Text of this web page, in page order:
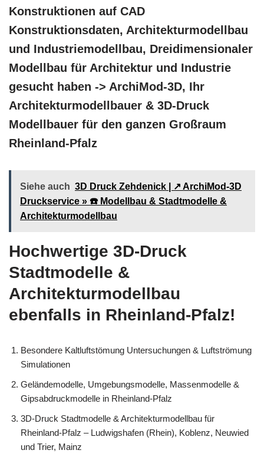
Konstruktionen auf CAD
Konstruktionsdaten, Architekturmodellbau
und Industriemodellbau, Dreidimensionaler
Modellbau für Architektur und Industrie
gesucht haben -> ArchiMod-3D, Ihr
Architekturmodellbauer & 3D-Druck
Modellbauer für den ganzen Großraum
Rheinland-Pfalz
Siehe auch 3D Druck Zehdenick | ↗️ ArchiMod-3D
Druckservice » ☎️ Modellbau & Stadtmodelle &
Architekturmodellbau
Hochwertige 3D-Druck
Stadtmodelle &
Architekturmodellbau
ebenfalls in Rheinland-Pfalz!
Besondere Kaltluftstömung Untersuchungen & Luftströmung
Simulationen
Geländemodelle, Umgebungsmodelle, Massenmodelle &
Gipsabdruckmodelle in Rheinland-Pfalz
3D-Druck Stadtmodelle & Architekturmodellbau für
Rheinland-Pfalz – Ludwigshafen (Rhein), Koblenz, Neuwied
und Trier, Mainz